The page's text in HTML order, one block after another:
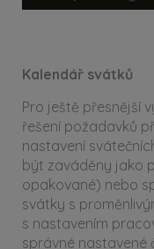
Kalendář svátků
Pro ještě přesnější
řešení požadavků
nastavení
být zaváděny jako
opakované) nebo
svátky s
s nastavením
správné nastavené